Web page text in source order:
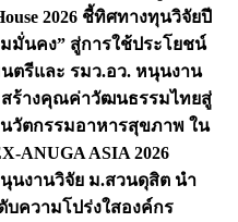
2026 ชี้ทิศทางทุนวิจัยปี
มั่นคง” สู่การใช้ประโยชน์
ตรีและ รมว.อว. หนุนงาน
ร้างคุณค่าวัฒนธรรมไทยสู่
วัตกรรมอาหารสุขภาพ ใน
ANUGA ASIA 2026
นงานวิจัย ม.สวนดุสิต นำ
บความโปร่งใสองค์กร